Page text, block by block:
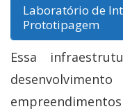
Laboratório de
Prototipagem
Essa